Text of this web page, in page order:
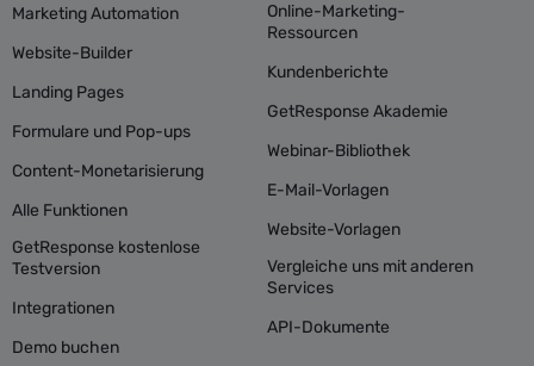
Marketing Automation
Website-Builder
Landing Pages
Formulare und Pop-ups
Content-Monetarisierung
Alle Funktionen
GetResponse kostenlose
Testversion
Integrationen
Demo buchen
Online-Marketing-
Ressourcen
Kundenberichte
GetResponse Akademie
Webinar-Bibliothek
E-Mail-Vorlagen
Website-Vorlagen
Vergleiche uns mit anderen
Services
API-Dokumente